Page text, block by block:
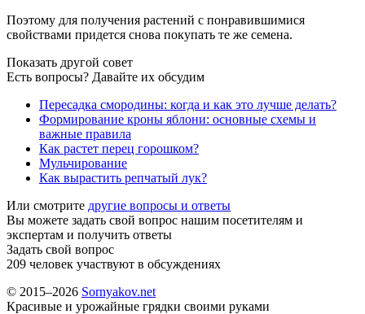
Поэтому для получения растений с понравившимися
свойствами придется снова покупать те же семена.
Показать другой совет
Есть вопросы? Давайте их обсудим
Пересадка смородины: когда и как это лучше делать?
Формирование кроны яблони: основные схемы и
важные правила
Как растет перец горошком?
Мульчирование
Как вырастить репчатый лук?
Или смотрите другие вопросы и ответы
Вы можете задать свой вопрос нашим посетителям и
экспертам и получить ответы
Задать свой вопрос
209 человек участвуют в обсуждениях
© 2015–2026 Sornyakov.net
Красивые и урожайные грядки своими руками